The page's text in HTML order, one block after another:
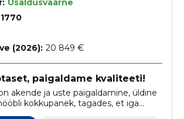
Usaldusväärne
1770
(2026): 20 849 €
paigaldame kvaliteeti!
akende ja uste paigaldamine, üldine
kokkupanek, tagades, et iga